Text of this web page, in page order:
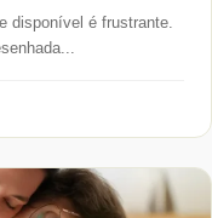
disponível é frustrante.